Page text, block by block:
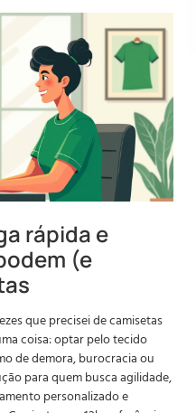
rápida e
(e
que precisei de camisetas
coisa: optar pelo tecido
de demora, burocracia ou
para quem busca agilidade,
personalizado e